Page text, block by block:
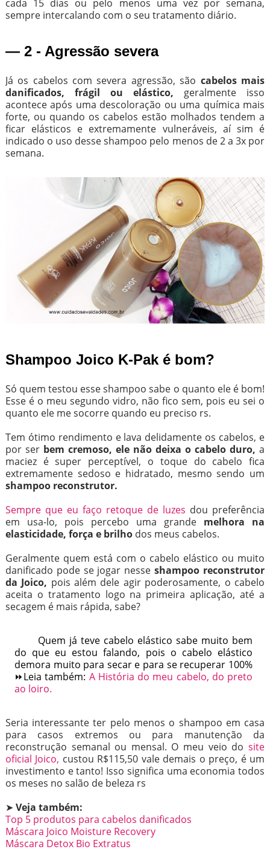
cada 15 dias ou pelo menos uma vez por semana,
sempre intercalando com o seu tratamento diário.
— 2 - Agressão severa
Já os cabelos com severa agressão, são cabelos mais
danificados, frágil ou elástico, geralmente isso
acontece após uma descoloração ou uma química mais
forte, ou quando os cabelos estão molhados tendem a
ficar elásticos e extremamente vulneráveis, aí sim é
indicado o uso desse shampoo pelo menos de 2 a 3x por
semana.
Shampoo Joico K-Pak é bom?
Só quem testou esse shampoo sabe o quanto ele é bom!
Esse é o meu segundo vidro, não fico sem, pois eu sei o
quanto ele me socorre quando eu preciso rs.
Tem ótimo rendimento e lava delidamente os cabelos, e
por ser bem cremoso, ele não deixa o cabelo duro, a
maciez é super perceptível, o toque do cabelo fica
extremamente sedoso e hidratado, mesmo sendo um
shampoo reconstrutor.
Sempre que eu faço retoque de luzes dou preferência
em usa-lo, pois percebo uma grande melhora na
elasticidade, força e brilhodos meus cabelos.
Geralmente quem está com o cabelo elástico ou muito
danificado pode se jogar nesseshampoo reconstrutor
da Joico, pois além dele agir poderosamente, o cabelo
aceita o tratamento logo na primeira aplicação, até a
secagem é mais rápida, sabe?
Quem já teve cabelo elástico sabe muito bem
do que eu estou falando, pois o cabelo elástico
demora muito para secar e para se recuperar 100%
⏩Leia também: A História do meu cabelo, do preto
ao loiro.
Seria interessante ter pelo menos o shampoo em casa
para casos extremos ou para manutenção da
reconstrução semanal ou mensal. O meu veio dosite
oficial Joico, custou R$115,50 vale demais o preço, é um
investimento e tanto! Isso significa uma economia todos
os meses no salão de beleza rs
➤ Veja também:
Top 5 produtos para cabelos danificados
Máscara Joico Moisture Recovery
Máscara Detox Bio Extratus